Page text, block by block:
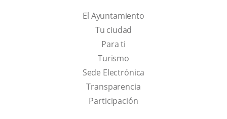
El Ayuntamiento
Tu ciudad
Para ti
TurismoThis
link
will
open
Sede Electrónica
Transparencia
Participación